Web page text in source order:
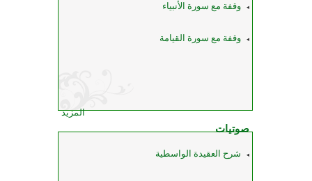
وقفة مع سورة الأنبياء
وقفة مع سورة القيامة
المزيد
صوتيات
شرح العقيدة الواسطية